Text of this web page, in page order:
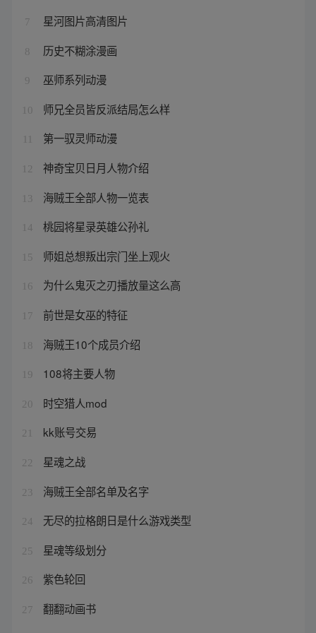
7 星河图片高清图片
8 历史不糊涂漫画
9 巫师系列动漫
10 师兄全员皆反派结局怎么样
第一驭灵师动漫
12 神奇宝贝日月人物介绍
13 海贼王全部人物一览表
14 桃园将星录英雄公孙礼
15 师姐总想叛出宗门坐上观火
16 为什么鬼灭之刃播放量这么高
17 前世是女巫的特征
18 海贼王10个成员介绍
19 108将主要人物
20 时空猎人mod
21 kk账号交易
22 星魂之战
23 海贼王全部名单及名字
24 无尽的拉格朗日是什么游戏类型
25 星魂等级划分
26 紫色轮回
27 翻翻动画书